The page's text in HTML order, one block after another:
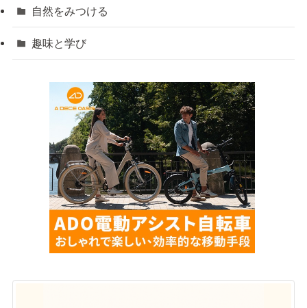
自然をみつける
趣味と学び